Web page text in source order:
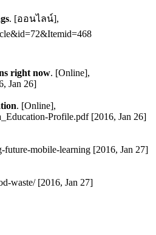
. [ออนไลน์],
right now. [Online],
Jan 26]
. [Online],
Profile.pdf [2016, Jan 26]
mobile-learning [2016, Jan 27]
waste/ [2016, Jan 27]